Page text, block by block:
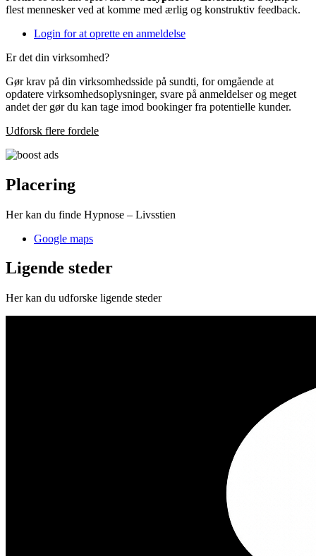
flest mennesker ved at komme med ærlig og konstruktiv feedback.
Login for at oprette en anmeldelse
Er det din virksomhed?
Gør krav på din virksomhedsside på sundti, for omgående at
opdatere virksomhedsoplysninger, svare på anmeldelser og meget
andet der gør du kan tage imod bookinger fra potentielle kunder.
Udforsk flere fordele
Placering
Her kan du finde Hypnose – Livsstien
Google maps
Ligende steder
Her kan du udforske ligende steder